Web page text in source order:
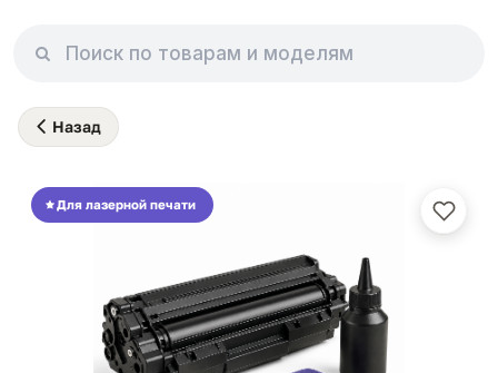
Назад
Для лазерной печати